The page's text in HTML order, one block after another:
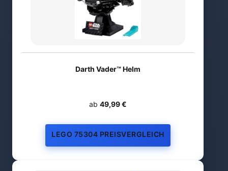
Darth Vader™ Helm
ab 49,99 €
LEGO 75304 PREISVERGLEICH